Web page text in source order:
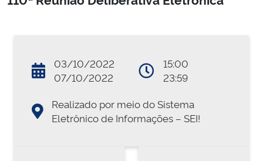
03/10/2022
07/10/2022
15:00
23:59
Realizado por meio do Sistema
Eletrônico de Informações – SEI!